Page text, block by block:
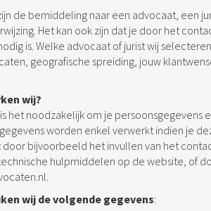
de bemiddeling naar een advocaat, een
Het kan ook zijn dat je door het
is. Welke advocaat of jurist wij
geografische spreiding, jouw
wij?
het noodzakelijk om je persoonsgegevens
worden enkel verwerkt indien je
bijvoorbeeld het invullen van het
hulpmiddelen op de website, of
wij de volgende gegevens: